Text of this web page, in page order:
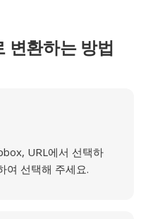
변환하는 방법
URL에서 선택하
여 선택해 주세요.